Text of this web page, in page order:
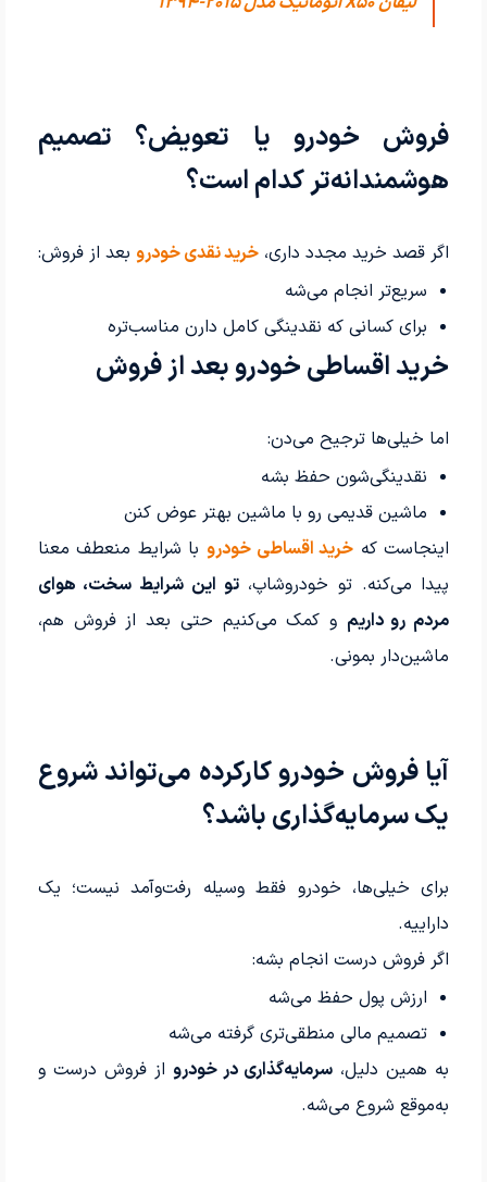
فروش خودرو یا تعویض؟ تصمیم
هوشمندانه‌تر کدام است؟
اگر قصد خرید مجدد داری، خرید نقدی خودروبعد از فروش:
سریع‌تر انجام می‌شه
برای کسانی که نقدینگی کامل دارن مناسب‌تره
خرید اقساطی خودرو بعد از فروش
اما خیلی‌ها ترجیح می‌دن:
نقدینگی‌شون حفظ بشه
ماشین قدیمی رو با ماشین بهتر عوض کنن
اینجاست که خرید اقساطی خودرو با شرایط منعطف معنا
پیدا می‌کنه. تو خودروشاپ،تو این شرایط سخت، هوای
مردم رو داریم و کمک می‌کنیم حتی بعد از فروش هم،
ماشین‌دار بمونی.
آیا فروش خودرو کارکرده می‌تواند شروع
یک سرمایه‌گذاری باشد؟
برای خیلی‌ها، خودرو فقط وسیله رفت‌وآمد نیست؛ یک
داراییه.
اگر فروش درست انجام بشه:
ارزش پول حفظ می‌شه
تصمیم مالی منطقی‌تری گرفته می‌شه
به همین دلیل، سرمایه‌گذاری در خودرو از فروش درست و
به‌موقع شروع می‌شه.